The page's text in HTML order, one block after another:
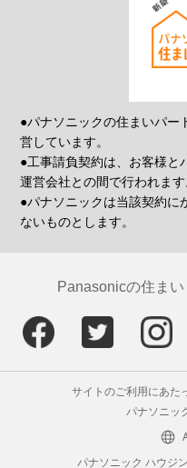
●パナソニックの住まいパー
営しています。
●工事請負契約は、お客様と
運営会社との間で行われます
●パナソニックは当該契約に
ないものとします。
Panasonicの住ま
サイトのご利用にあた
パナソニッ
パナソニック ハウジ